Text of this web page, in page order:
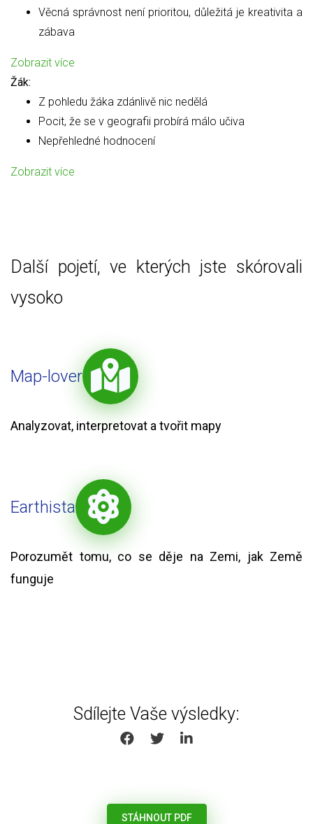
Věcná správnost není prioritou, důležitá je kreativita a
zábava
Zobrazit více
Žák:
Z pohledu žáka zdánlivě nic nedělá
Pocit, že se v geografii probírá málo učiva
Nepřehledné hodnocení
Zobrazit více
Další pojetí, ve kterých jste skórovali
vysoko
Map-lover
Analyzovat, interpretovat a tvořit mapy
Earthista
Porozumět tomu, co se děje na Zemi, jak Země
funguje
Sdílejte Vaše výsledky:
SHARE ON FACEBOOK
SHARE ON TWITTER
SHARE ON LINKEDIN
STÁHNOUT PDF